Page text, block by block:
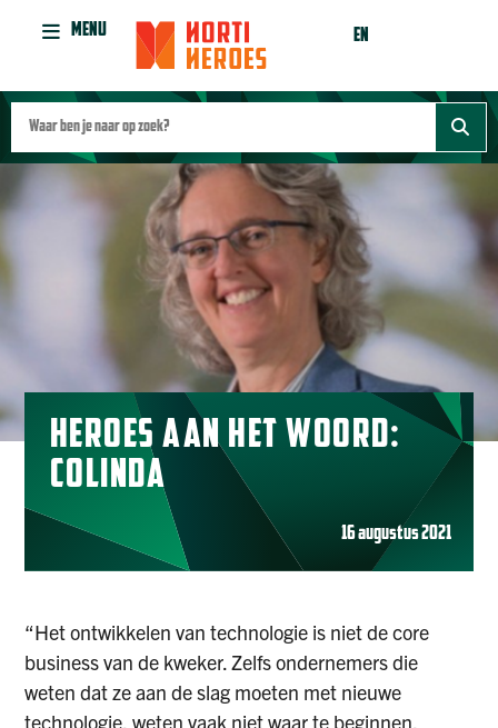
MENU EN
HEROES AAN HET WOORD:
COLINDA
16 augustus 2021
“Het ontwikkelen van technologie is niet de core
business van de kweker. Zelfs ondernemers die
weten dat ze aan de slag moeten met nieuwe
technologie, weten vaak niet waar te beginnen.